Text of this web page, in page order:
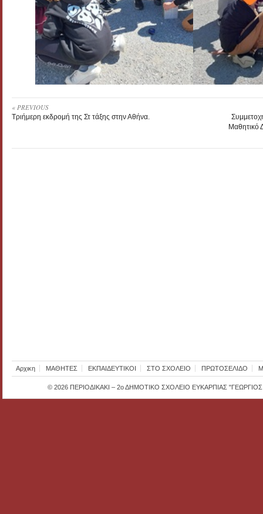
« PREVIOUS
Τριήμερη εκδρομή της Στ τάξης στην Αθήνα.
Μαθητικό
Αρχικη ΜΑΘΗΤΕΣ ΕΚΠΑΙΔΕΥΤΙΚΟΙ ΣΤΟ ΣΧΟΛΕΙΟ ΠΡΩΤΟΣΕΛΙΔΟ
© 2026 ΠΕΡΙΟΔΙΚΑΚΙ – 2ο ΔΗΜΟΤΙΚΟ ΣΧΟΛΕΙΟ ΕΥΚΑΡΠΙΑΣ